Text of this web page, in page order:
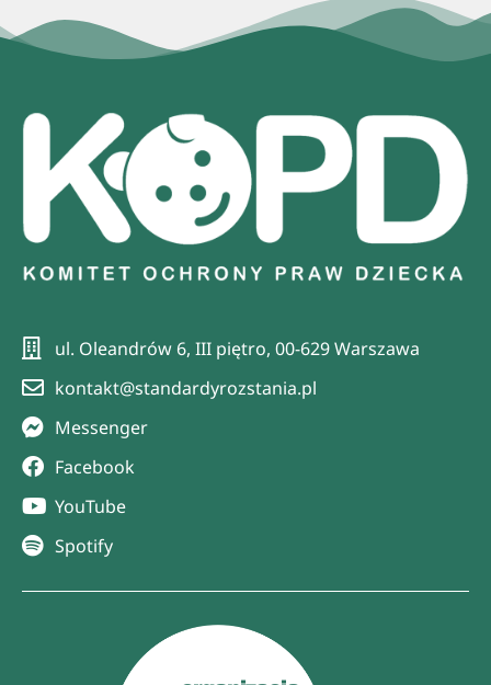
ul. Oleandrów 6, III piętro, 00-629 Warszawa
kontakt@standardyrozstania.pl
Messenger
Facebook
YouTube
Spotify